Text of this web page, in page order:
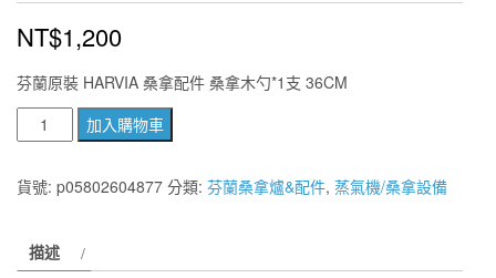
NT$1,200
芬蘭原裝 HARVIA 桑拿配件 桑拿木勺*1支 36CM
蘭
原
桑
加入購物車
貨號: p05802604877 分類: 芬蘭桑拿爐&配件, 蒸氣機/桑拿設備
描述